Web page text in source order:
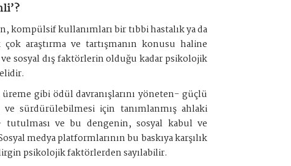
kompülsif kullanımları bir tıbbi hastalık ya da
araştırma ve tartışmanın konusu haline
sosyal dış faktörlerin olduğu kadar psikolojik
gibi ödül davranışlarını yöneten- güçlü
sürdürülebilmesi için tanımlanmış ahlaki
tutulması ve bu dengenin, sosyal kabul ve
medya platformlarının bu baskıya karşılık
psikolojik faktörlerden sayılabilir.